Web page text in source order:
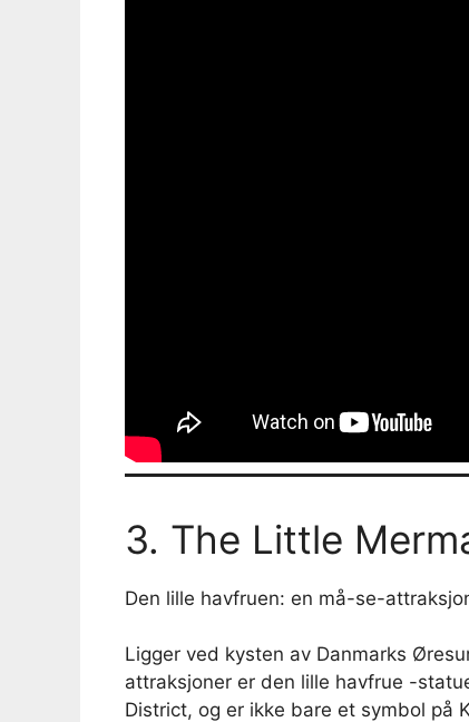
3. The Little
Den lille havfruen: en må-se-
Ligger ved kysten av Danmarks
attraksjoner er den lille havfrue -
District, og er ikke bare et symbol på